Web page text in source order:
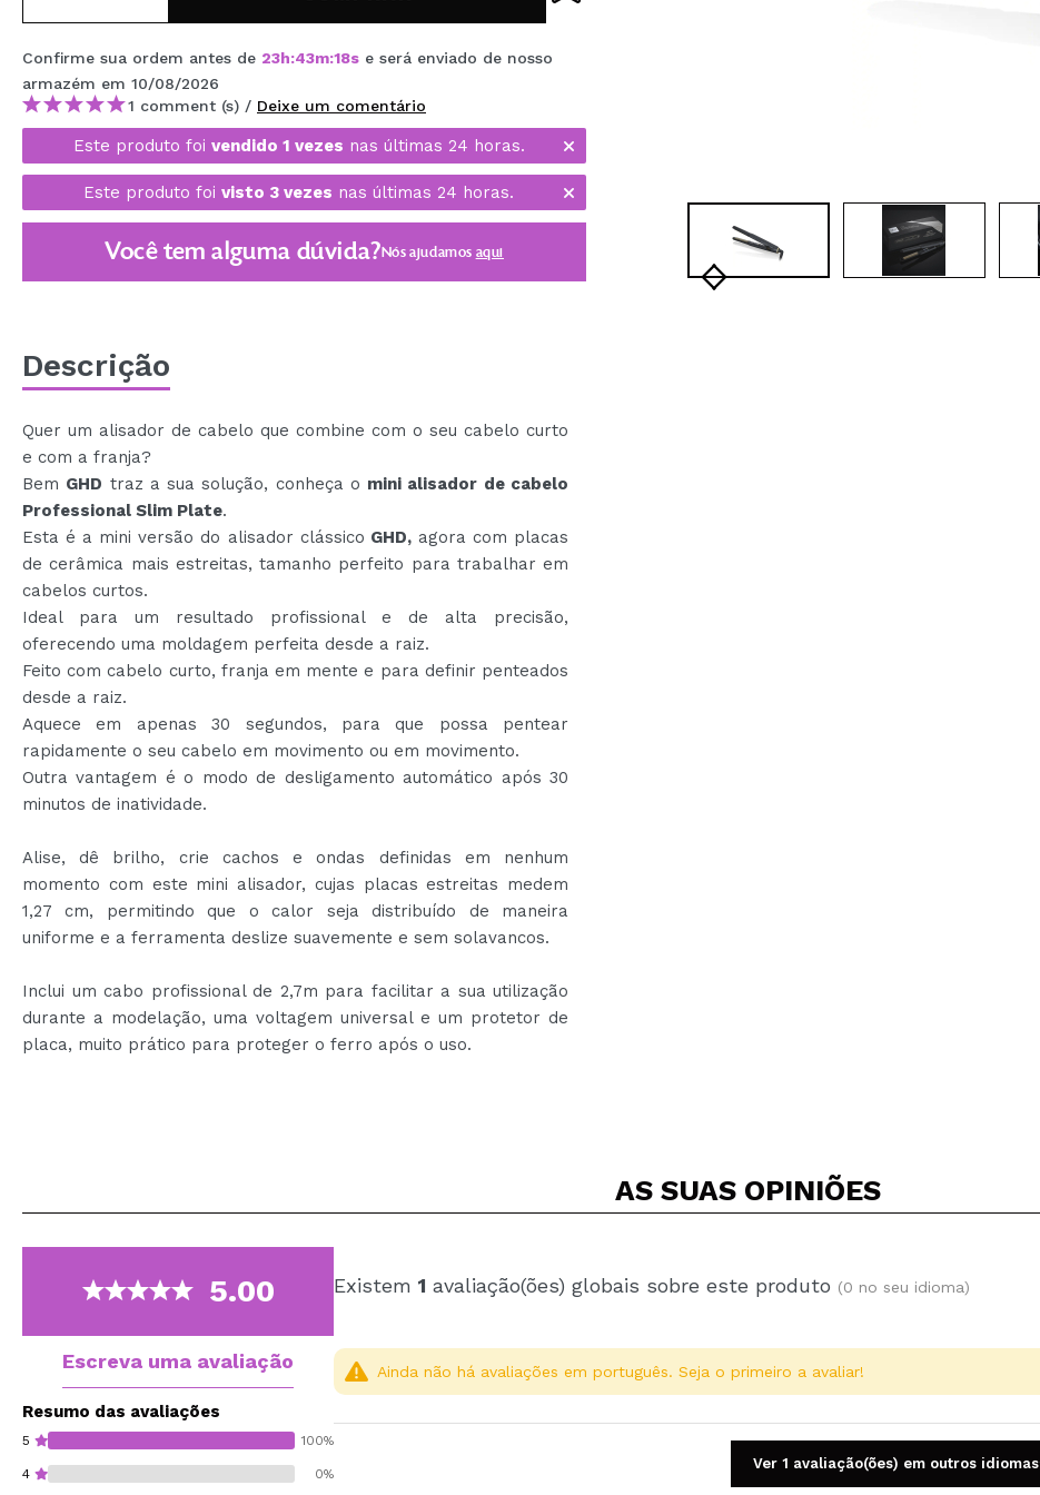
MAQUIFARMA
KOREA ZONE
TRAVEL SIZE
NATURE
DESCONTOS
OUTLET
EM BREVE
Confirme sua ordem antes de 23h:43m:17s e será enviado de nosso
armazém em 10/08/2026
1 comment (s) / Deixe um comentário
Este produto foi vendido 1 vezes nas últimas 24 horas.
Este produto foi visto 3 vezes nas últimas 24 horas.
Você tem alguma dúvida?Nós ajudamos aqui
Descrição
Quer um alisador de cabelo que combine com o seu cabelo curto
e com a franja?
Bem GHD traz a sua solução, conheça o mini alisador de cabelo
Professional Slim Plate.
Esta é a mini versão do alisador clássico GHD,agora com placas
de cerâmica mais estreitas, tamanho perfeito para trabalhar em
cabelos curtos.
Ideal para um resultado profissional e de alta precisão,
oferecendo uma moldagem perfeita desde a raiz.
Feito com cabelo curto, franja em mente e para definir penteados
desde a raiz.
Aquece em apenas 30 segundos, para que possa pentear
rapidamente o seu cabelo em movimento ou em movimento.
Outra vantagem é o modo de desligamento automático após 30
minutos de inatividade.
Alise, dê brilho, crie cachos e ondas definidas em nenhum
momento com este mini alisador, cujas placas estreitas medem
1,27 cm, permitindo que o calor seja distribuído de maneira
uniforme e a ferramenta deslize suavemente e sem solavancos.
Inclui um cabo profissional de 2,7m para facilitar a sua utilização
durante a modelação, uma voltagem universal e um protetor de
placa, muito prático para proteger o ferro após o uso.
AS SUAS OPINIÕES
5.00
Escreva uma avaliação
Resumo das avaliações
5 100%
4 0%
Existem 1 avaliação(ões) globais sobre este produto (0 no seu idioma)
Ainda não há avaliações em português. Seja o primeiro a avaliar!
Ver 1 avaliação(ões) em outros idiomas